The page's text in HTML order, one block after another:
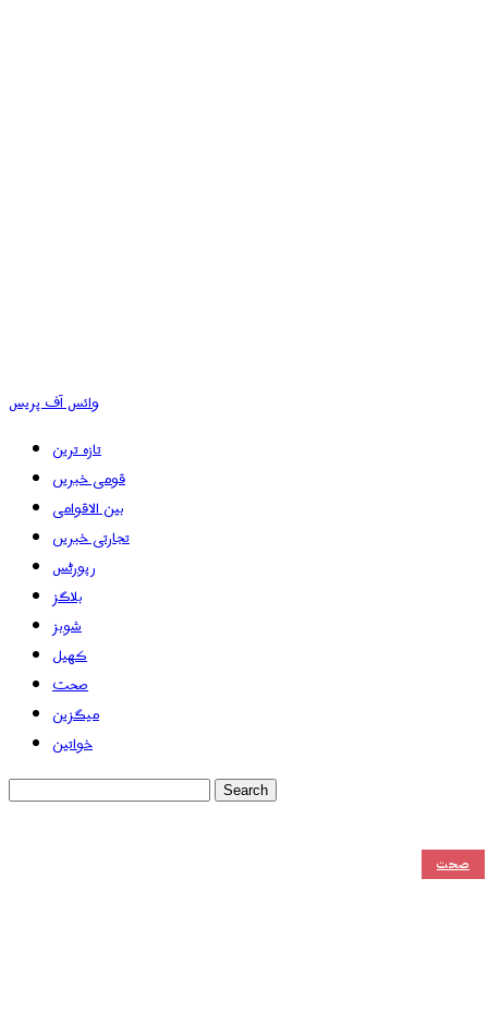
وائس آف پریس
تازہ ترین
قومی خبریں
بین الاقوامی
تجارتی خبریں
رپورٹس
بلاگز
شوبز
کھیل
صحت
میگزین
خواتین
صحت